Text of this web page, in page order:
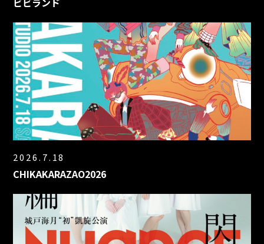
2026.7.18
CHIKAKARAZAO2026